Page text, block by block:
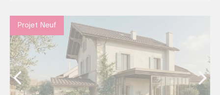
Projet Neuf